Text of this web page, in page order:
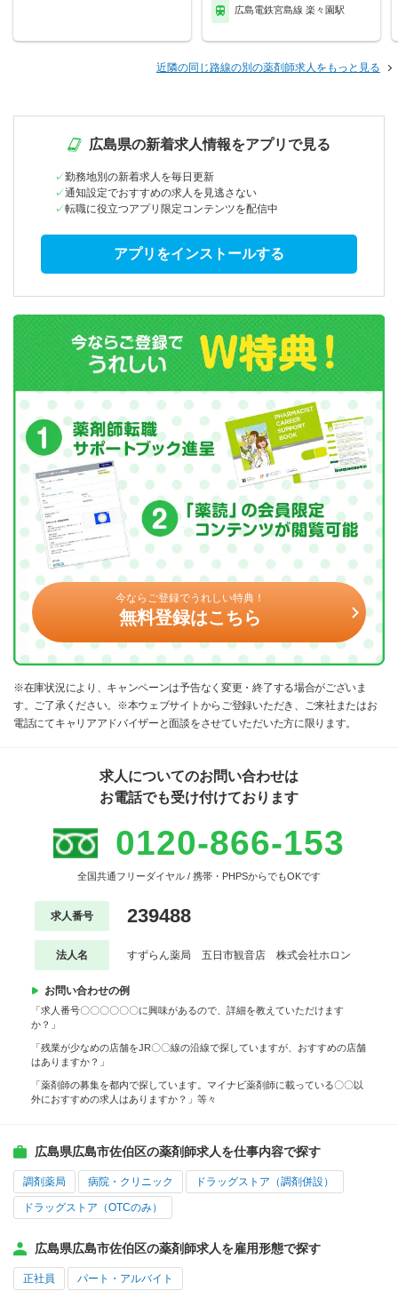
広島電鉄宮島線 楽々園駅
近隣の同じ路線の別の薬剤師求人をもっと見る
広島県の新着求人情報をアプリで見る
勤務地別の新着求人を毎日更新
通知設定でおすすめの求人を見逃さない
転職に役立つアプリ限定コンテンツを配信中
アプリをインストールする
今ならご登録でうれしい特典！
無料登録はこちら
※在庫状況により、キャンペーンは予告なく変更・終了する場合がございま
す。ご了承ください。※本ウェブサイトからご登録いただき、ご来社またはお
電話にてキャリアアドバイザーと面談をさせていただいた方に限ります。
求人についてのお問い合わせは
お電話でも受け付けております
0120-866-153
全国共通フリーダイヤル / 携帯・PHPSからでもOKです
求人番号 239488
法人名 すずらん薬局 五日市観音店 株式会社ホロン
お問い合わせの例
「求人番号〇〇〇〇〇〇に興味があるので、詳細を教えていただけます
か？」
「残業が少なめの店舗をJR〇〇線の沿線で探していますが、おすすめの店舗
はありますか？」
「薬剤師の募集を都内で探しています。マイナビ薬剤師に載っている〇〇以
外におすすめの求人はありますか？」等々
広島県広島市佐伯区の薬剤師求人を仕事内容で探す
調剤薬局 病院・クリニック ドラッグストア（調剤併設）
ドラッグストア（OTCのみ）
広島県広島市佐伯区の薬剤師求人を雇用形態で探す
正社員 パート・アルバイト